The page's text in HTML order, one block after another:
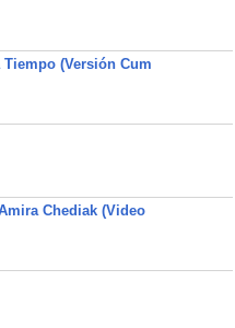
(Versión Cum
Chediak (Video